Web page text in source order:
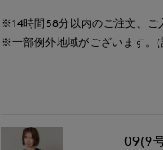
※14時間 58分以内のご注文、ご
※一部例外地域がございます。(
09(9